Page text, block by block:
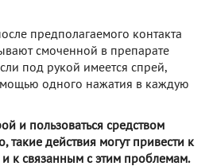
предполагаемого контакта
смоченной в препарате
под рукой имеется спрей,
одного нажатия в каждую
и пользоваться средством
такие действия могут привести к
к связанным с этим проблемам.